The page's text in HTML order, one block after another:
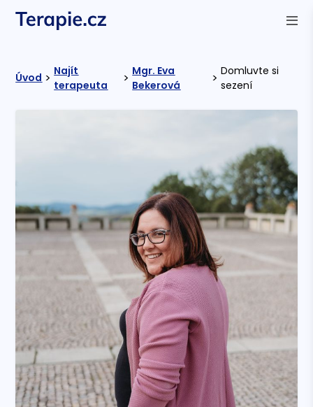
Úvod > Najít
terapeuta
> Mgr. Eva
Bekerová
> Domluvte si
sezení